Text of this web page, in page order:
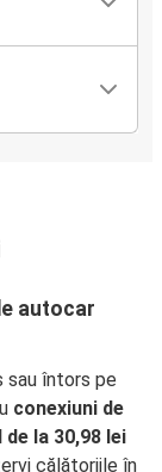
autocar
sau întors pe
conexiuni de
la 30,98 lei
călătoriile în